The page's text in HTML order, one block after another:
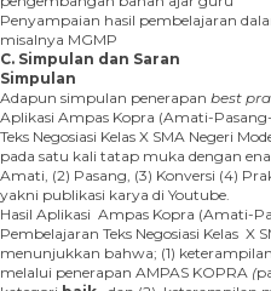
Penyampaian hasil pembelajaran
misalnya MGMP
C. Simpulan dan Saran
Simpulan
Adapun simpulan penerapan best
Aplikasi Ampas Kopra (Amati-
Teks Negosiasi Kelas X SMA Negeri
pada satu kali tatap muka dengan
Amati, (2) Pasang, (3) Konversi (4)
yakni publikasi karya di Youtube.
Hasil Aplikasi Ampas Kopra (Amati-
Pembelajaran Teks Negosiasi Kelas X
menunjukkan bahwa; (1)
melalui penerapan AMPAS KOPRA (